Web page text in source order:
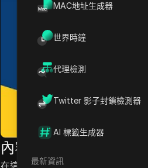
MAC地址生成器
世界時鐘
代理檢測
Twitter 影子封鎖檢測器
AI 標籤生成器
最新資訊
內容介紹
在這個視頻中，講者介紹了一張卡